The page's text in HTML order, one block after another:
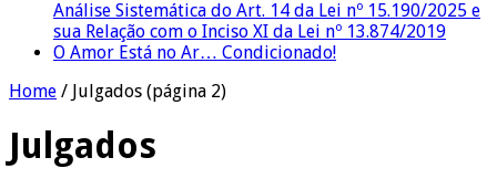
Análise Sistemática do Art. 14 da Lei nº 15.190/2025 e
sua Relação com o Inciso XI da Lei nº 13.874/2019
O Amor Está no Ar… Condicionado!
Home / Julgados (página 2)
Julgados